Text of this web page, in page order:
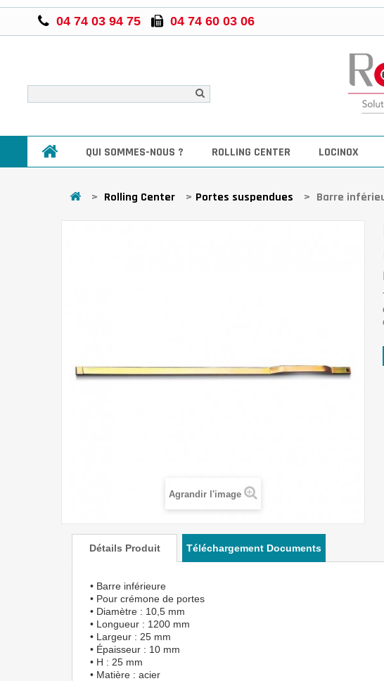
04 74 03 94 75 04 74 60 03 06
QUI SOMMES-NOUS ? ROLLING CENTER LOCINOX
> Rolling Center > Portes suspendues > Barre
Agrandir l'image
Détails Produit Téléchargement Documents
• Barre inférieure
• Pour crémone de portes
• Diamètre : 10,5 mm
• Longueur : 1200 mm
• Largeur : 25 mm
• Épaisseur : 10 mm
• H : 25 mm
• Matière : acier